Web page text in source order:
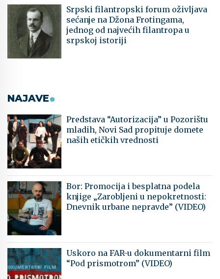
Srpski filantropski forum oživljava
sećanje na Džona Frotingama,
jednog od najvećih filantropa u
srpskoj istoriji
NAJAVE
Predstava “Autorizacija” u Pozorištu
mladih, Novi Sad propituje domete
naših etičkih vrednosti
Bor: Promocija i besplatna podela
knjige „Zarobljeni u nepokretnosti:
Dnevnik urbane nepravde” (VIDEO)
Uskoro na FAR-u dokumentarni film
“Pod prismotrom” (VIDEO)